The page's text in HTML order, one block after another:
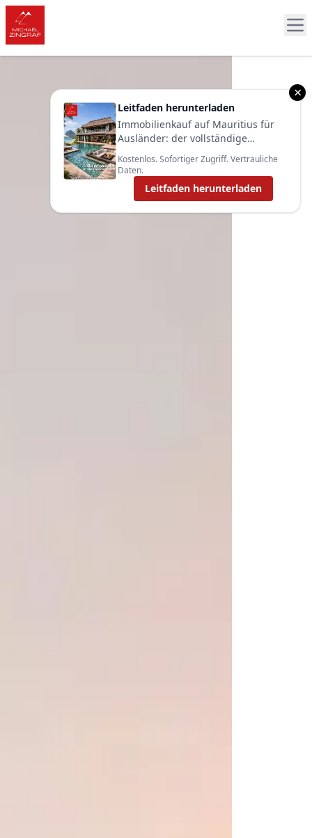
×
Leitfaden herunterladen
Immobilienkauf auf Mauritius für
Ausländer: der vollständige
Leitfaden 2025
Kostenlos. Sofortiger Zugriff. Vertrauliche
Daten.
Leitfaden herunterladen